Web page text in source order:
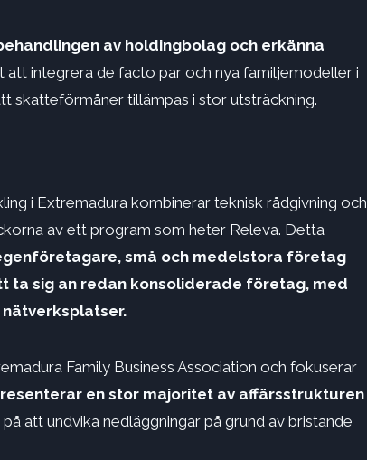
av holdingbolag och erkänna
att integrera de facto par och nya familjemodeller i
skatteförmåner tillämpas i stor utsträckning.
i Extremadura kombinerar teknisk rådgivning och
av ett program som heter Releva. Detta
små och medelstora företag
ta sig an redan konsoliderade företag, med
Family Business Association och fokuserar
en stor majoritet av affärsstrukturen
att undvika nedläggningar på grund av bristande